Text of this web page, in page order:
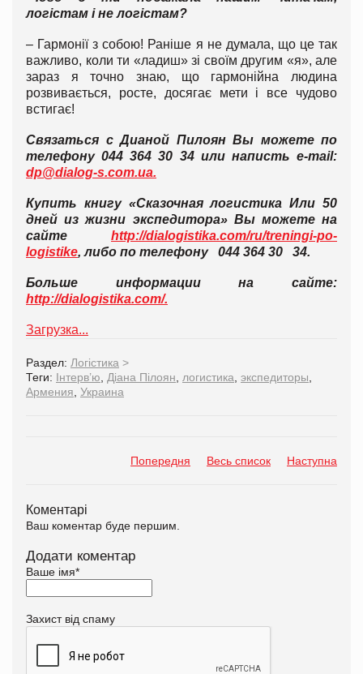
логістам і не логістам?
– Гармонії з собою! Раніше я не думала, що це так
важливо, коли ти «ладиш» зі своїм другим «я», але
зараз я точно знаю, що гармонійна людина
розвивається, росте, досягає мети і все чудово
встигає!
Связаться с Дианой Пилоян Вы можете по
телефону 044 364 30 34 или написть e-mail:
dp@dialog-s.com.ua.
Купить книгу «Сказочная логистика Или 50
дней из жизни экспедитора» Вы можете на
сайте http://dialogistika.com/ru/treningi-po-
logistike, либо по телефону 044 364 30 34.
Больше информации на сайте:
http://dialogistika.com/.
Загрузка...
Раздел: Логістика >
Теги: Інтерв’ю, Діана Пілоян, логистика, экспедиторы,
Армения, Украина
Попередня Весь список Наступна
Коментарі
Ваш коментар буде першим.
Додати коментар
Ваше імя*
Захист від спаму